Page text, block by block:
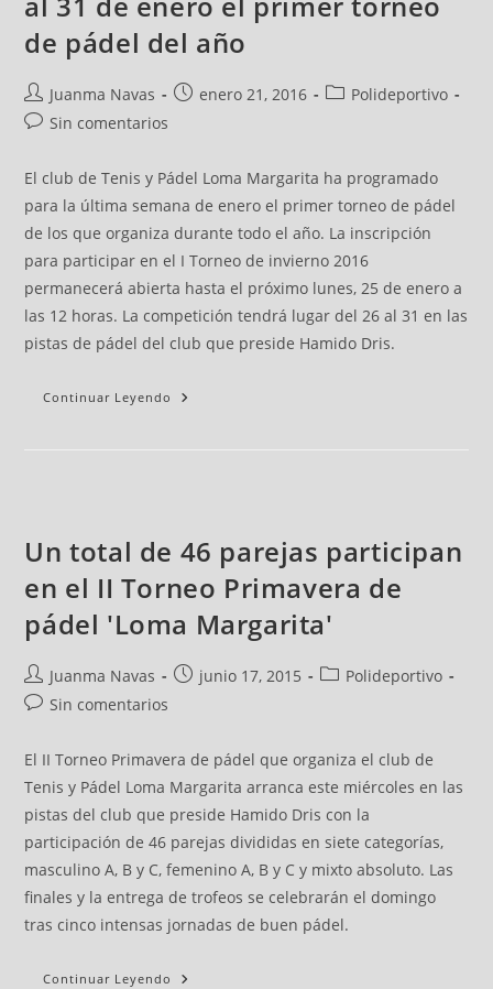
de pádel del año
Juanma Navas enero 21, 2016
Polideportivo
Sin comentarios
El club de Tenis y Pádel Loma Margarita ha programado
para la última semana de enero el primer torneo de pádel
de los que organiza durante todo el año. La inscripción
para participar en el I Torneo de invierno 2016
permanecerá abierta hasta el próximo lunes, 25 de enero a
las 12 horas. La competición tendrá lugar del 26 al 31 en las
pistas de pádel del club que preside Hamido Dris.
Continuar Leyendo
Un total de 46 parejas participan
en el II Torneo Primavera de
pádel 'Loma Margarita'
Juanma Navas junio 17, 2015
Polideportivo
Sin comentarios
El II Torneo Primavera de pádel que organiza el club de
Tenis y Pádel Loma Margarita arranca este miércoles en las
pistas del club que preside Hamido Dris con la
participación de 46 parejas divididas en siete categorías,
masculino A, B y C, femenino A, B y C y mixto absoluto. Las
finales y la entrega de trofeos se celebrarán el domingo
tras cinco intensas jornadas de buen pádel.
Continuar Leyendo